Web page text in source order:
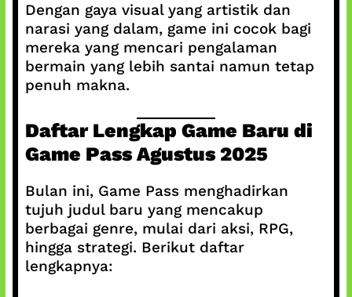
Dengan gaya visual yang artistik dan
narasi yang dalam, game ini cocok bagi
mereka yang mencari pengalaman
bermain yang lebih santai namun tetap
penuh makna.
Daftar Lengkap Game Baru di
Game Pass Agustus 2025
Bulan ini, Game Pass menghadirkan
tujuh judul baru yang mencakup
berbagai genre, mulai dari aksi, RPG,
hingga strategi. Berikut daftar
lengkapnya: